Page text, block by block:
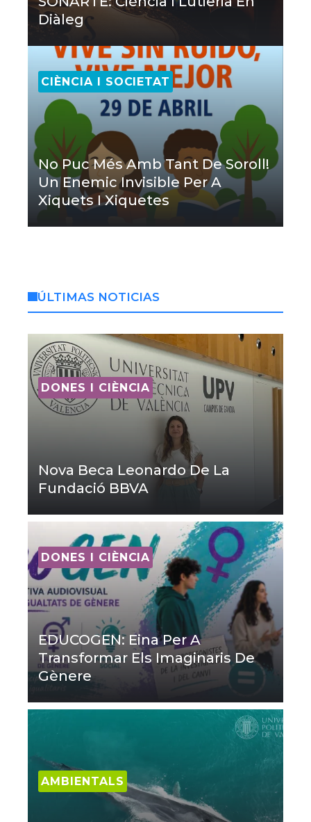
Diàleg
CIÈNCIA I SOCIETAT
No Puc Més Amb Tant De Soroll!
Un Enemic Invisible Per A
Xiquets I Xiquetes
ÚLTIMAS NOTICIAS
DONES I CIÈNCIA
Nova Beca Leonardo De La
Fundació BBVA
DONES I CIÈNCIA
EDUCOGEN: Eina Per A
Transformar Els Imaginaris De
Gènere
AMBIENTALS